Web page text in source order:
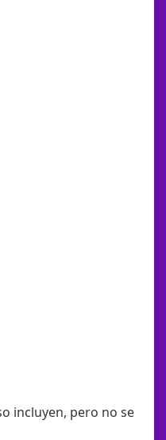
incluyen, pero no se